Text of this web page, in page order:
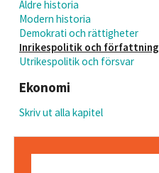
Äldre historia
Modern historia
Demokrati och rättigheter
Inrikespolitik och författning
Utrikespolitik och försvar
Ekonomi
Skriv ut alla kapitel